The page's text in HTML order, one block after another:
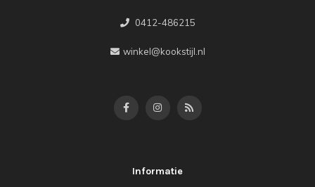
0412-486215
winkel@kookstijl.nl
Informatie